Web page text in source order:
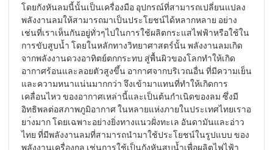
โดยกังหันลมนี้นั้นเป็นเครื่องมือ อุปกรณ์ที่สามารถเปลี่ยนแปลง
พลังงานลมให้สามารถมาเป็นประโยชน์ได้หลากหลาย อย่าง
เช่นที่เราเห็นกันอยู่ทั่วๆไปในการใช้ผลิตกระแสไฟฟ้าหรือใช้ใน
การขับสูบน้ำ โดยในหลักทางวิทยาศาสตร์นั้น พลังงานลมเกิด
จากพลังงานดวงอาทิตย์ตกกระทบ สู่พื้นผิวของโลกทำให้เกิด
อากาศร้อนและลอยตัวสูงขึ้น อากาศจากบริเวณอื่น ที่มีความเย็น
และความหนาแน่นมากกว่า จึงเข้ามาแทนที่ทำให้เกิดการ
เคลื่อนไหว ของอากาศเหล่านี้และเป็นต้นกำเนิดของลม ซึ่งมี
อิทธิพลต่อสภาพภูมิอากาศ ในหลายแห่งภายในประเทศไทยเราอ
ยา่งมาก โดยเฉพาะอย่างยิ่งทางแนวฝั่งทะเล อันดามันและอ่าว
ไทย ที่มีพลังงานลมที่สามารถนำมาใช้ประโยชน์ในรูปแบบ ของ
พลังงานเครื่องกล เช่นการใช้เป็นกังหันสูบน้ำเพื่อผลิตไฟไฟ้า